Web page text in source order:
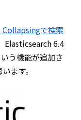
で検索
Elasticsearch 6.4
いう機能が追加さ
ます。